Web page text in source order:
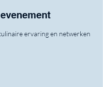
ervaring en netwerken